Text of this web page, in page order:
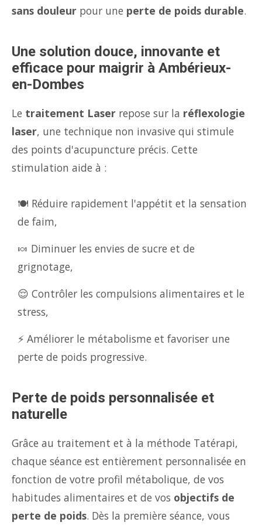
sans douleur pour une perte de poids durable.
Une solution douce, innovante et
efficace pour maigrir à Ambérieux-
en-Dombes
Le traitement Laser repose sur la réflexologie
laser, une technique non invasive qui stimule
des points d'acupuncture précis. Cette
stimulation aide à :
🍽️ Réduire rapidement l'appétit et la sensation
de faim,
🍬 Diminuer les envies de sucre et de
grignotage,
😌 Contrôler les compulsions alimentaires et le
stress,
⚡ Améliorer le métabolisme et favoriser une
perte de poids progressive.
Perte de poids personnalisée et
naturelle
Grâce au traitement et à la méthode Tatérapi,
chaque séance est entièrement personnalisée en
fonction de votre profil métabolique, de vos
habitudes alimentaires et de vos objectifs de
perte de poids. Dès la première séance, vous